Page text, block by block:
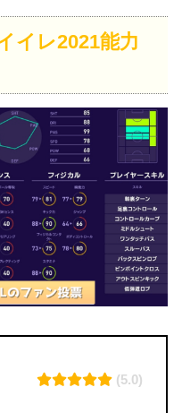
イレ2021能力
(5.0)